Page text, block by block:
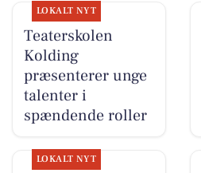
LOKALT NYT
Teaterskolen
Kolding
præsenterer unge
talenter i
spændende roller
LOKALT NYT